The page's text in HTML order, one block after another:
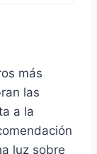
más
las
a la
luz sobre